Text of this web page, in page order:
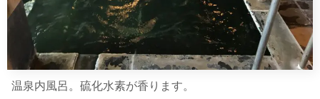
温泉内風呂。硫化水素が香ります。